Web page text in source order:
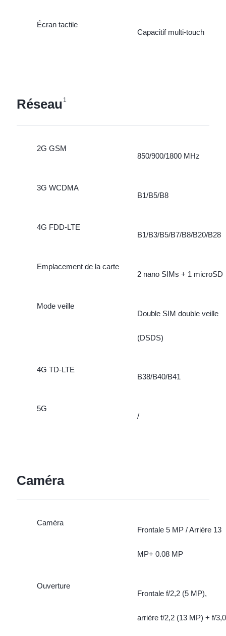
Écran tactile
Capacitif multi-touch
Réseau 1
2G GSM
850/900/1800 MHz
3G WCDMA
B1/B5/B8
4G FDD-LTE
B1/B3/B5/B7/B8/B20/B28
Emplacement de la carte
2 nano SIMs + 1 microSD
Mode veille
Double SIM double veille
(DSDS)
4G TD-LTE
B38/B40/B41
5G
/
Caméra
Caméra
Frontale 5 MP / Arrière 13
MP+ 0.08 MP
Ouverture
Frontale f/2,2 (5 MP),
arrière f/2,2 (13 MP) + f/3,0